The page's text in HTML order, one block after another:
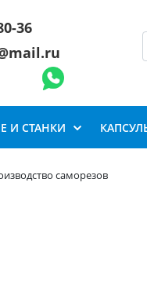
36
И СТАНКИ
саморезов